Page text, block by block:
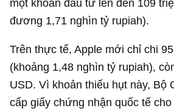
một khoản đầu tư lên đến 109
đương 1,71 nghìn tỷ rupiah).
Trên thực tế, Apple mới chỉ chi
(khoảng 1,48 nghìn tỷ rupiah),
USD. Vì khoản thiếu hụt này, Bộ
cấp giấy chứng nhận quốc tế